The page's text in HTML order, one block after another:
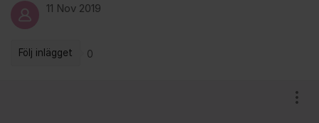
11 Nov 2019
Följ inlägget 0